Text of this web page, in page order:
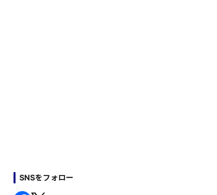
SNSをフォロー